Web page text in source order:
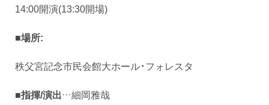
14:00開演(13:30開場)
■場所:
秩父宮記念市民会館大ホール・フォレスタ
■指揮/演出…細岡雅哉